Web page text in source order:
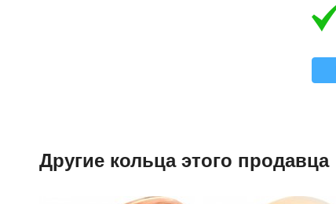
Другие кольца этого продавца